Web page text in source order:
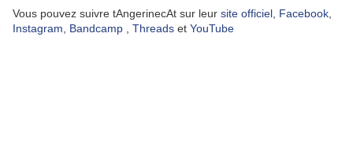
Vous pouvez suivre tAngerinecAt sur leur site officiel Facebook
Instagram
Bandcamp Threads et YouTube